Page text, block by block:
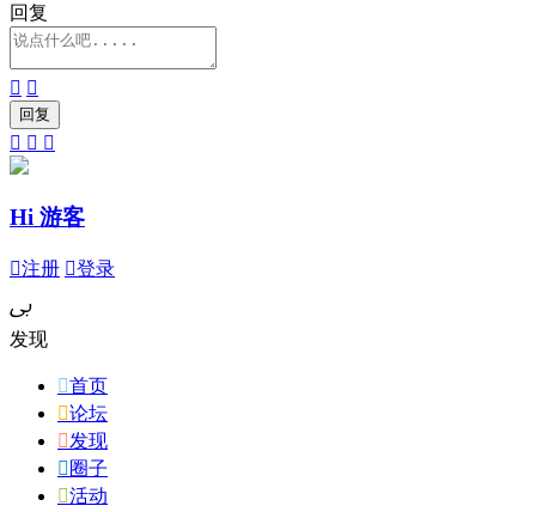
回复
 
  
Hi 游客
注册 登录
ﰉ
发现
首页
论坛
发现
 圈子
活动